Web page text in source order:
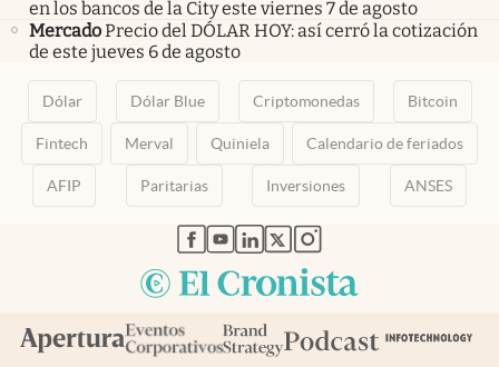
en los bancos de la City este viernes 7 de agosto
MercadoPrecio del DÓLAR HOY: así cerró la cotización
de este jueves 6 de agosto
Dólar Dólar Blue Criptomonedas Bitcoin
Fintech Merval Quiniela Calendario de feriados
AFIP Paritarias Inversiones ANSES
abre en nueva pestaña
abre en nueva pestaña
abre en nueva pestaña
abre en nueva pestaña
abre en nueva pestaña